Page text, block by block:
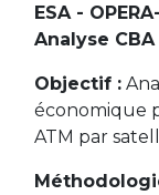
ESA -
Analyse CBA
Objectif :
économique
ATM par